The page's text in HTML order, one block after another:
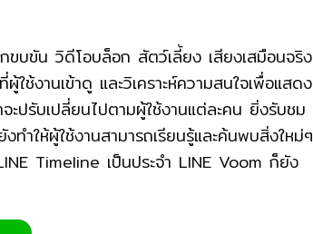
บขัน วิดีโอบล็อก สัตว์เลี้ยง เสียงเสมือนจริง
ช้งานเข้าดู และวิเคราะห์ความสนใจเพื่อแสดง
ปรับเปลี่ยนไปตามผู้ใช้งานแต่ละคน ยิ่งรับชม
ำให้ผู้ใช้งานสามารถเรียนรู้และค้นพบสิ่งใหม่ๆ
Timeline เป็นประจำ LINE Voom ก็ยัง